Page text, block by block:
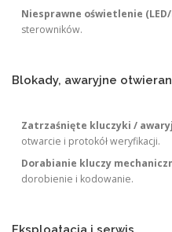
Niesprawne oświetlenie (LED/
sterowników.
Blokady, awaryjne
Zatrzaśnięte kluczyki /
otwarcie i protokół weryfikacji.
Dorabianie kluczy
dorobienie i kodowanie.
Eksploatacja i serwis